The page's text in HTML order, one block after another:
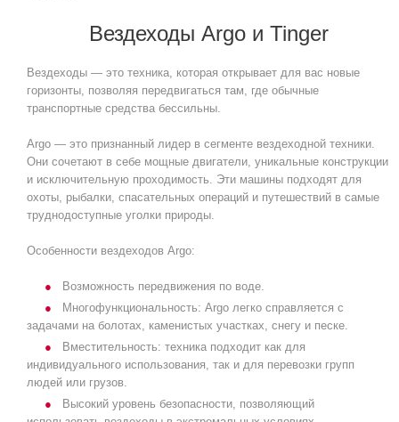
Вездеходы Argo и Tinger
Вездеходы — это техника, которая открывает для вас новые
горизонты, позволяя передвигаться там, где обычные
транспортные средства бессильны.
Argo — это признанный лидер в сегменте вездеходной техники.
Они сочетают в себе мощные двигатели, уникальные конструкции
и исключительную проходимость. Эти машины подходят для
охоты, рыбалки, спасательных операций и путешествий в самые
труднодоступные уголки природы.
Особенности вездеходов Argo:
Возможность передвижения по воде.
Многофункциональность: Argo легко справляется с
задачами на болотах, каменистых участках, снегу и песке.
Вместительность: техника подходит как для
индивидуального использования, так и для перевозки групп
людей или грузов.
Высокий уровень безопасности, позволяющий